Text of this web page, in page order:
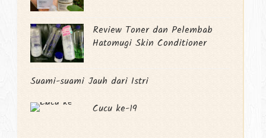
Review Toner dan Pelembab
Hatomugi Skin Conditioner
Suami-suami Jauh dari Istri
Cucu ke-19